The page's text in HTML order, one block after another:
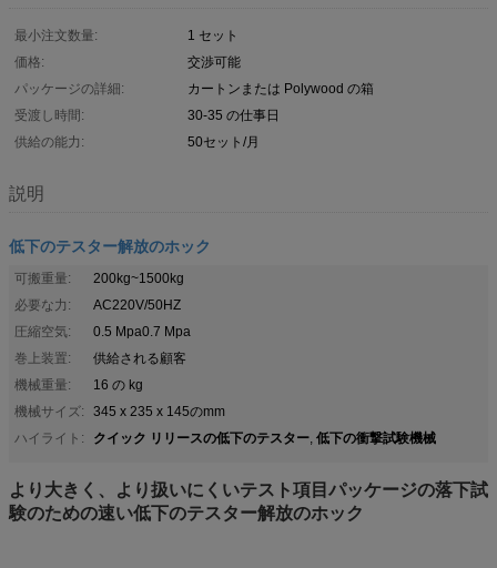
最小注文数量:
1 セット
価格:
交渉可能
パッケージの詳細:
カートンまたは Polywood の箱
受渡し時間:
30-35 の仕事日
供給の能力:
50セット/月
説明
低下のテスター解放のホック
可搬重量:
200kg~1500kg
必要な力:
AC220V/50HZ
圧縮空気:
0.5 Mpa0.7 Mpa
巻上装置:
供給される顧客
機械重量:
16 の kg
機械サイズ:
345 x 235 x 145のmm
ハイライト:
クイック リリースの低下のテスター, 低下の衝撃試験機械
より大きく、より扱いにくいテスト項目パッケージの落下試
験のための速い低下のテスター解放のホック